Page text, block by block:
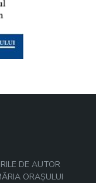
DE AUTOR
ORAȘULUI